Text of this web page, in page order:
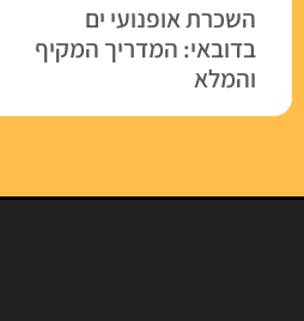
השכרת אופנועי ים
בדובאי: המדריך המקיף
והמלא